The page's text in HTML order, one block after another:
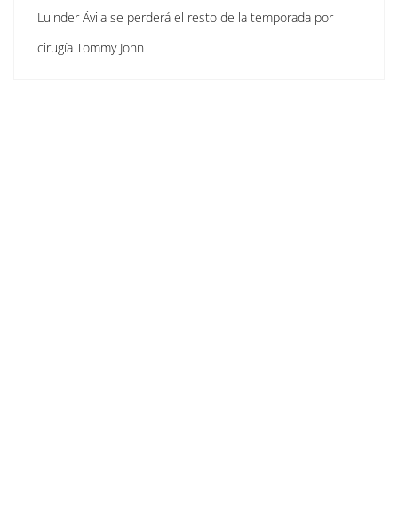
Luinder Ávila se perderá el resto de la temporada por
cirugía Tommy John